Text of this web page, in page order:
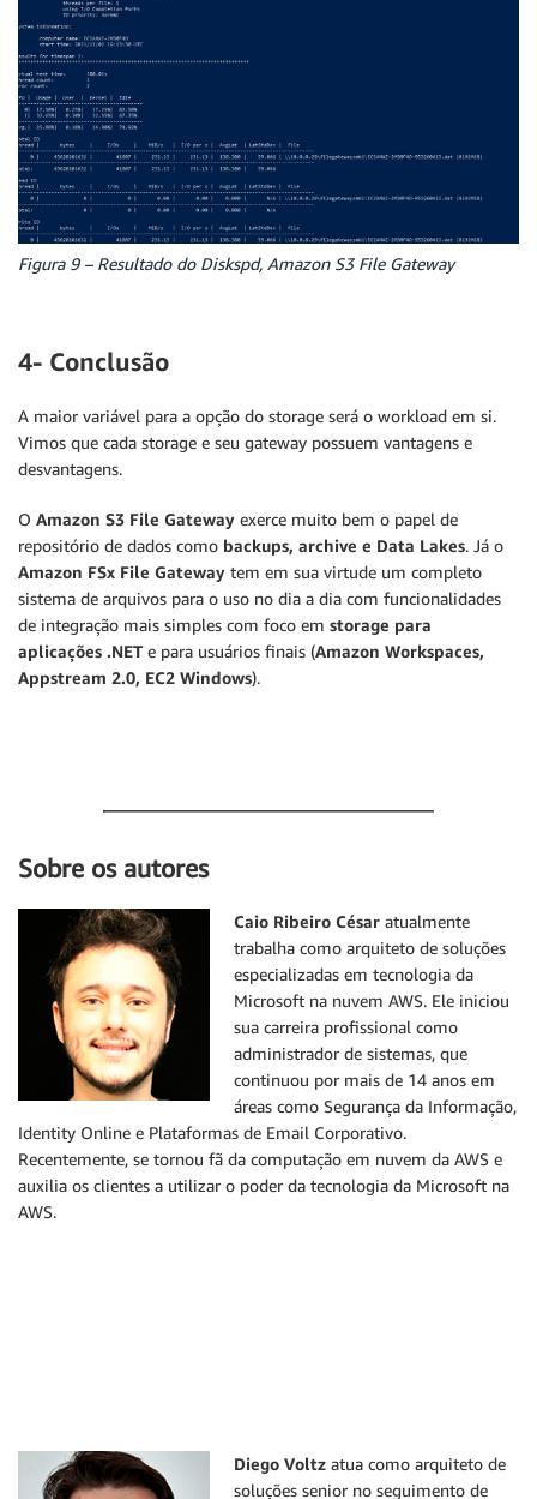
Figura 9 – Resultado do Diskspd, Amazon S3 File Gateway
4- Conclusão
A maior variável para a opção do storage será o workload em si.
Vimos que cada storage e seu gateway possuem vantagens e
desvantagens.
O Amazon S3 File Gateway exerce muito bem o papel de
repositório de dados como backups, archive e Data Lakes. Já o
Amazon FSx File Gateway tem em sua virtude um completo
sistema de arquivos para o uso no dia a dia com funcionalidades
de integração mais simples com foco em storage para
aplicações .NETe para usuários finais (Amazon Workspaces,
Appstream 2.0, EC2 Windows).
Sobre os autores
Caio Ribeiro César atualmente
trabalha como arquiteto de soluções
especializadas em tecnologia da
Microsoft na nuvem AWS. Ele iniciou
sua carreira profissional como
administrador de sistemas, que
continuou por mais de 14 anos em
áreas como Segurança da Informação,
Identity Online e Plataformas de Email Corporativo.
Recentemente, se tornou fã da computação em nuvem da AWS e
auxilia os clientes a utilizar o poder da tecnologia da Microsoft na
AWS.
Diego Voltz atua como arquiteto de
soluções senior no seguimento de